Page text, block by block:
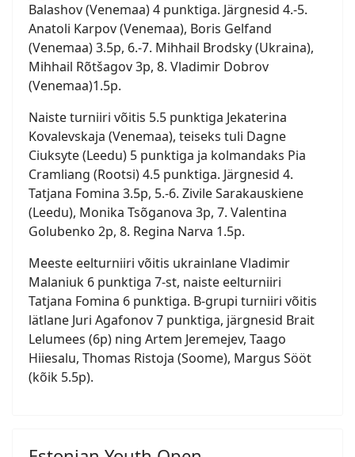
Balashov (Venemaa) 4 punktiga. Järgnesid 4.-5.
Anatoli Karpov (Venemaa), Boris Gelfand
(Venemaa) 3.5p, 6.-7. Mihhail Brodsky (Ukraina),
Mihhail Rõtšagov 3p, 8. Vladimir Dobrov
(Venemaa)1.5p.
Naiste turniiri võitis 5.5 punktiga Jekaterina
Kovalevskaja (Venemaa), teiseks tuli Dagne
Ciuksyte (Leedu) 5 punktiga ja kolmandaks Pia
Cramliang (Rootsi) 4.5 punktiga. Järgnesid 4.
Tatjana Fomina 3.5p, 5.-6. Zivile Sarakauskiene
(Leedu), Monika Tsõganova 3p, 7. Valentina
Golubenko 2p, 8. Regina Narva 1.5p.
Meeste eelturniiri võitis ukrainlane Vladimir
Malaniuk 6 punktiga 7-st, naiste eelturniiri
Tatjana Fomina 6 punktiga. B-grupi turniiri võitis
lätlane Juri Agafonov 7 punktiga, järgnesid Brait
Lelumees (6p) ning Artem Jeremejev, Taago
Hiiesalu, Thomas Ristoja (Soome), Margus Sööt
(kõik 5.5p).